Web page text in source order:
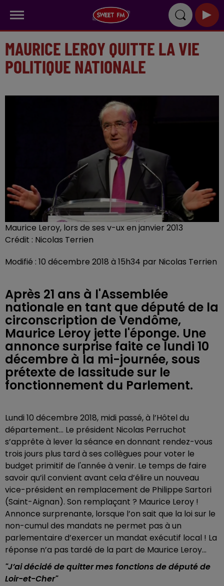
MAURICE LEROY QUITTE LA VIE
POLITIQUE NATIONALE
Maurice Leroy, lors de ses v-ux en janvier 2013
Crédit : Nicolas Terrien
Modifié : 10 décembre 2018 à 15h34 par Nicolas Terrien
Après 21 ans à l'Assemblée
nationale en tant que député de la
circonscription de Vendôme,
Maurice Leroy jette l'éponge. Une
annonce surprise faite ce lundi 10
décembre à la mi-journée, sous
prétexte de lassitude sur le
fonctionnement du Parlement.
Lundi 10 décembre 2018, midi passé, à l’Hôtel du
département... Le président Nicolas Perruchot
s’apprête à lever la séance en donnant rendez-vous
trois jours plus tard à ses collègues pour voter le
budget primitif de l'année à venir. Le temps de faire
savoir qu’il convient avant cela d’élire un nouveau
vice-président en remplacement de Philippe Sartori
(Saint-Aignan). Son remplaçant ? Maurice Leroy !
Annonce surprenante, lorsque l’on sait que la loi sur le
non-cumul des mandats ne permet pas à un
parlementaire d’exercer un mandat exécutif local ! La
réponse n’a pas tardé de la part de Maurice Leroy...
"J’ai décidé de quitter mes fonctions de député de
Loir-et-Cher"